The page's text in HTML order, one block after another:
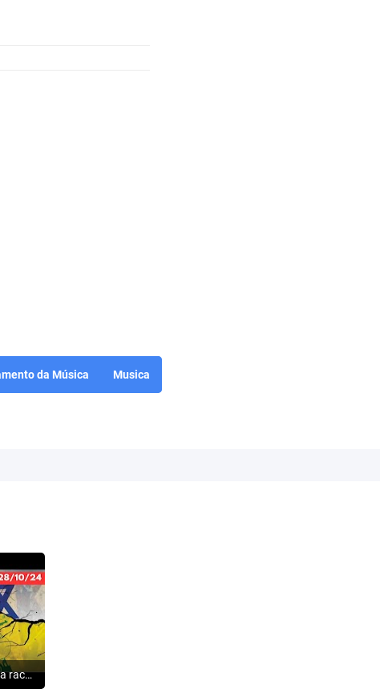
da Música Musica
ISRAEL: O Hezbollah começa a rachar - Terroristas fogem para a Síria